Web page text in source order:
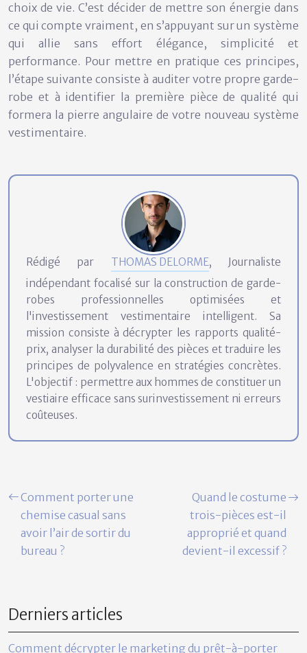
choix de vie. C’est décider de mettre son énergie dans
ce qui compte vraiment, en s’appuyant sur un système
qui allie sans effort élégance, simplicité et
performance. Pour mettre en pratique ces principes,
l’étape suivante consiste à auditer votre propre garde-
robe et à identifier la première pièce de qualité qui
formera la pierre angulaire de votre nouveau système
vestimentaire.
Rédigé par THOMAS DELORME, Journaliste
indépendant focalisé sur la construction de garde-
robes professionnelles optimisées et
l'investissement vestimentaire intelligent. Sa
mission consiste à décrypter les rapports qualité-
prix, analyser la durabilité des pièces et traduire les
principes de polyvalence en stratégies concrètes.
L'objectif : permettre aux hommes de constituer un
vestiaire efficace sans surinvestissement ni erreurs
coûteuses.
Comment porter une
chemise casual sans
avoir l’air de sortir du
bureau ?
Quand le costume
trois-pièces est-il
approprié et quand
devient-il excessif ?
Derniers articles
Comment décrypter le marketing du prêt-à-porter